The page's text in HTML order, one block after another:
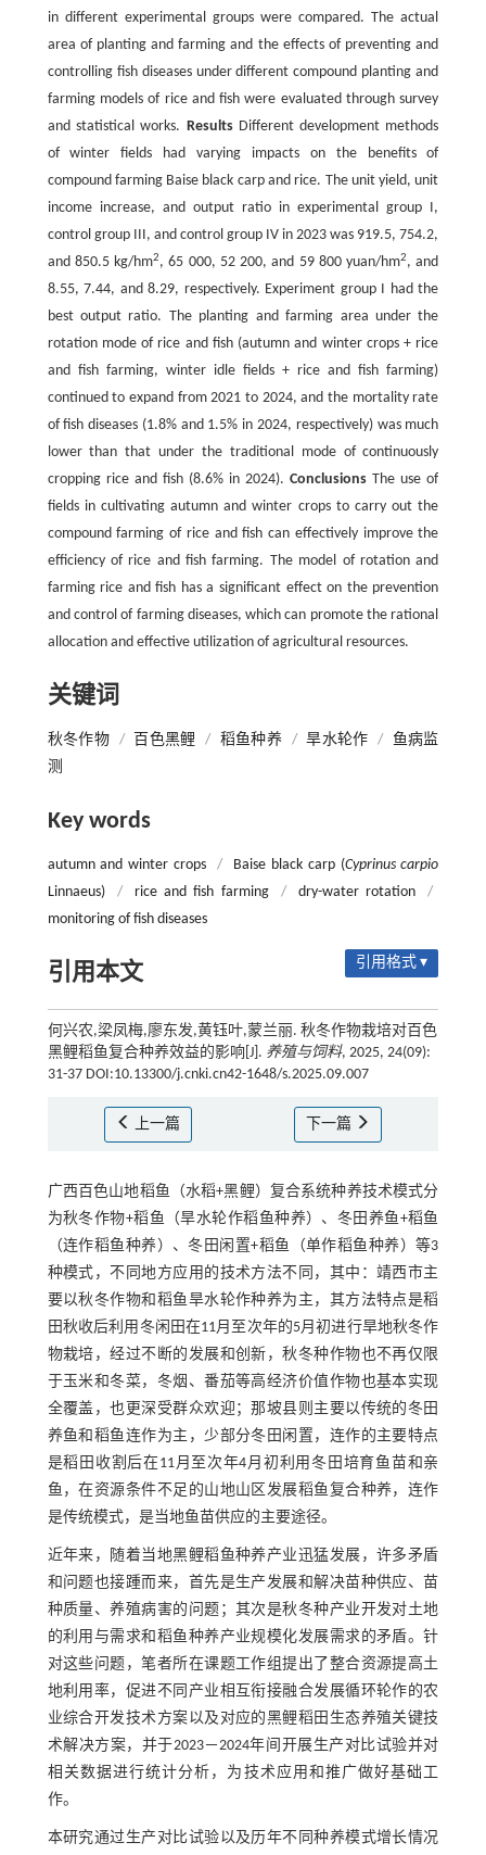
in different experimental groups were compared. The actual
area of planting and farming and the effects of preventing and
controlling fish diseases under different compound planting and
farming models of rice and fish were evaluated through survey
and statistical works. ResultsDifferent development methods
of winter fields had varying impacts on the benefits of
compound farming Baise black carp and rice. The unit yield, unit
income increase, and output ratio in experimental group I,
control group III, and control group IV in 2023 was 919.5, 754.2,
and 850.5 kg/hm2, 65 000, 52 200, and 59 800 yuan/hm2, and
8.55, 7.44, and 8.29, respectively. Experiment group I had the
best output ratio. The planting and farming area under the
rotation mode of rice and fish (autumn and winter crops + rice
and fish farming, winter idle fields + rice and fish farming)
continued to expand from 2021 to 2024, and the mortality rate
of fish diseases (1.8% and 1.5% in 2024, respectively) was much
lower than that under the traditional mode of continuously
cropping rice and fish (8.6% in 2024).Conclusions The use of
fields in cultivating autumn and winter crops to carry out the
compound farming of rice and fish can effectively improve the
efficiency of rice and fish farming. The model of rotation and
farming rice and fish has a significant effect on the prevention
and control of farming diseases, which can promote the rational
allocation and effective utilization of agricultural resources.
关键词
秋冬作物 / 百色黑鲤 / 稻鱼种养 / 旱水轮作 / 鱼病监
测
Key words
autumn and winter crops / Baise black carp (Cyprinus carpio
Linnaeus)
/ rice and fish farming / dry-water rotation
/
monitoring of fish diseases
引用本文 引用格式 ▾
何兴农,梁凤梅,廖东发,黄钰叶,蒙兰丽. 秋冬作物栽培对百色
黑鲤稻鱼复合种养效益的影响[J]. 养殖与饲料, 2025, 24(09):
31-37 DOI:10.13300/j.cnki.cn42-1648/s.2025.09.007
上一篇 下一篇
广西百色山地稻鱼（水稻+黑鲤）复合系统种养技术模式分
为秋冬作物+稻鱼（旱水轮作稻鱼种养）、冬田养鱼+稻鱼
（连作稻鱼种养）、冬田闲置+稻鱼（单作稻鱼种养）等3
种模式，不同地方应用的技术方法不同，其中：靖西市主
要以秋冬作物和稻鱼旱水轮作种养为主，其方法特点是稻
田秋收后利用冬闲田在11月至次年的5月初进行旱地秋冬作
物栽培，经过不断的发展和创新，秋冬种作物也不再仅限
于玉米和冬菜，冬烟、番茄等高经济价值作物也基本实现
全覆盖，也更深受群众欢迎；那坡县则主要以传统的冬田
养鱼和稻鱼连作为主，少部分冬田闲置，连作的主要特点
是稻田收割后在11月至次年4月初利用冬田培育鱼苗和亲
鱼，在资源条件不足的山地山区发展稻鱼复合种养，连作
是传统模式，是当地鱼苗供应的主要途径。
近年来，随着当地黑鲤稻鱼种养产业迅猛发展，许多矛盾
和问题也接踵而来，首先是生产发展和解决苗种供应、苗
种质量、养殖病害的问题；其次是秋冬种产业开发对土地
的利用与需求和稻鱼种养产业规模化发展需求的矛盾。针
对这些问题，笔者所在课题工作组提出了整合资源提高土
地利用率，促进不同产业相互衔接融合发展循环轮作的农
业综合开发技术方案以及对应的黑鲤稻田生态养殖关键技
术解决方案，并于2023－2024年间开展生产对比试验并对
相关数据进行统计分析，为技术应用和推广做好基础工
作。
本研究通过生产对比试验以及历年不同种养模式增长情况